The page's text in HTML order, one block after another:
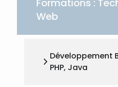
Formations :
Web
Développement
PHP, Java